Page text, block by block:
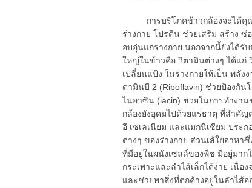
การบริโภคข้าวกล้องจะได้คุณค่
ร่างกาย โปรตีน ช่วยเสริม สร้าง
อบอุ่นแก่ร่างกาย นอกจากนี้ยังได้รั
ใหญ่ในข้าวคือ วิตามินต่างๆ ได้แก่
เปลี่ยนแป้ง ในร่างกายให้เป็น พลั
ตามินบี 2 (Riboflavin) ช่วยป้องกัน
ไนอาซิน (iacin) ช่วยในการทำงา
กล้องยังอุดมไปด้วยแร่ธาตุ ที่สำคั
อี เซเลเนียม และแมกนีเซียม ประ
ต่างๆ ของร่างกาย ส่วนเส้ใยอาหา
ที่มีอยู่ในผนังเซลล์ของพืช มีอยู่มาก
กระเพาะและลำไส้เล็กได้ง่าย เนื่อ
และช่วยพาสิ่งที่ตกค้างอยู่ในลำไส้